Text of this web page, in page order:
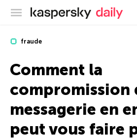
Blog officiel
fraude
Comment la
compromission
messagerie en
peut vous faire